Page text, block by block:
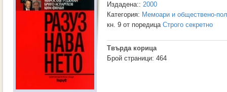
Издадена:: 2000
Категория: Мемоари и обществено-
кн. 9 от поредица Строго секретно
Твърда корица
Брой страници: 464